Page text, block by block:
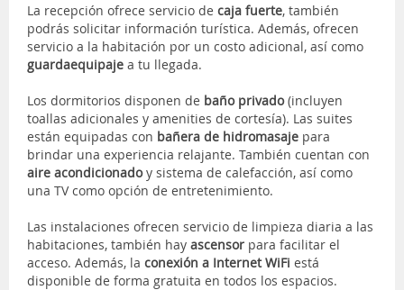
La recepción ofrece servicio de caja fuerte, también
podrás solicitar información turística. Además, ofrecen
servicio a la habitación por un costo adicional, así como
guardaequipaje a tu llegada.
Los dormitorios disponen de baño privado(incluyen
toallas adicionales y amenities de cortesía). Las suites
están equipadas con bañera de hidromasaje para
brindar una experiencia relajante. También cuentan con
aire acondicionadoy sistema de calefacción, así como
una TV como opción de entretenimiento.
Las instalaciones ofrecen servicio de limpieza diaria a las
habitaciones, también hay ascensor para facilitar el
acceso. Además, la conexión a Internet WiFi está
disponible de forma gratuita en todos los espacios.